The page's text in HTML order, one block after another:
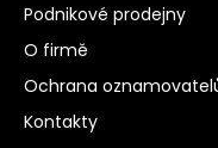
Podnikové prodejny
O firmě
Ochrana
Kontakty